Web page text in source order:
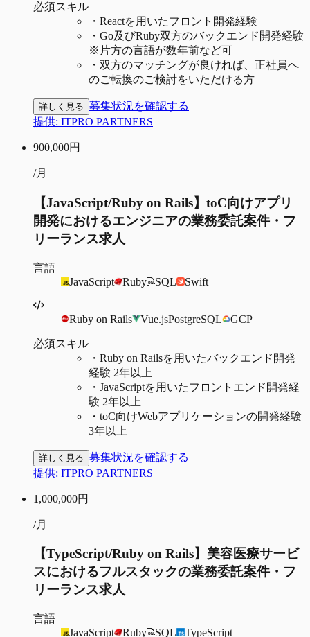
必須スキル
・ Reactを用いたフロント開発経験
・ Go及びRuby双方のバックエンド開発経験
※片方の言語が数年前など可
・ 双方のマッチングが良ければ、正社員へ
のご転換のご検討をいただける方
詳しく見る 募集状況を確認する
提供: ITPRO PARTNERS
900,000円
/月
【JavaScript/Ruby on Rails】toC向けアプリ
開発におけるエンジニアの業務委託案件・フ
リーランス求人
言語
JavaScript
Ruby SQL Swift
Ruby on Rails Vue.jsPostgreSQL GCP
必須スキル
・ Ruby on Railsを用いたバックエンド開発
経験 2年以上
・ JavaScriptを用いたフロントエンド開発経
験 2年以上
・ toC向けWebアプリケーションの開発経験
3年以上
詳しく見る 募集状況を確認する
提供: ITPRO PARTNERS
1,000,000円
/月
【TypeScript/Ruby on Rails】美容医療サービ
スにおけるフルスタックの業務委託案件・フ
リーランス求人
言語
JavaScript
Ruby SQL TypeScript